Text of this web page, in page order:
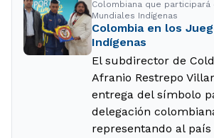
Colombiana que participará
Mundiales Indígenas
Colombia en los
Indígenas
El subdirector de
Afranio Restrepo
entrega del símbolo
delegación
representando al país